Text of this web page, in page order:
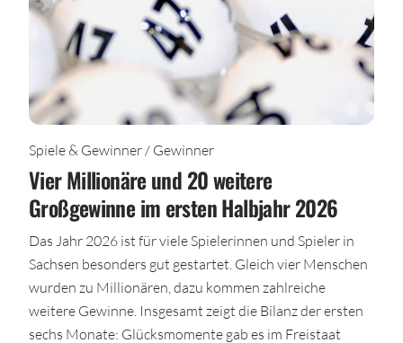
Spiele & Gewinner / Gewinner
Vier Millionäre und 20 weitere
Großgewinne im ersten Halbjahr 2026
Das Jahr 2026 ist für viele Spielerinnen und Spieler in
Sachsen besonders gut gestartet. Gleich vier Menschen
wurden zu Millionären, dazu kommen zahlreiche
weitere Gewinne. Insgesamt zeigt die Bilanz der ersten
sechs Monate: Glücksmomente gab es im Freistaat